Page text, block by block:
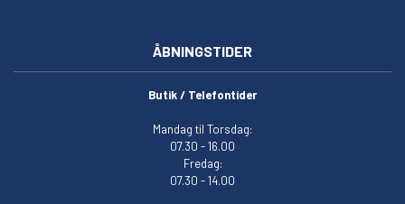
ÅBNINGSTIDER
Butik / Telefontider
Mandag til Torsdag:
07.30 - 16.00
Fredag:
07.30 - 14.00